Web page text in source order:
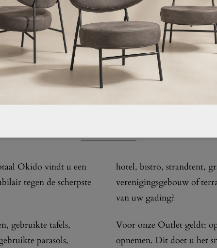
149,95 €139,95
VOEG TOE AAN OFFERTE
€1.249,95
PARTIJ 02036 PARTIJ 02035
Okido vindt u een
tegen de scherpste
gebruikte tafels,
parasols,
hotel, bistro, strandtent,
verenigingsgebouw of
van uw gading?
Voor onze Outlet geldt:
opnemen. Dit doet u het